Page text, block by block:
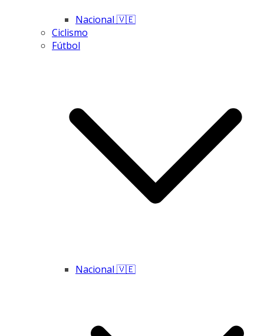
Nacional 🇻🇪
Ciclismo
Fútbol
Nacional 🇻🇪